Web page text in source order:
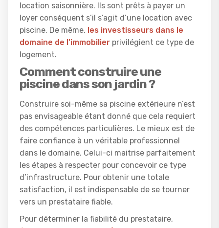
location saisonnière. Ils sont prêts à payer un
loyer conséquent s’il s’agit d’une location avec
piscine. De même, les investisseurs dans le
domaine de l’immobilier privilégient ce type de
logement.
Comment construire une
piscine dans son jardin ?
Construire soi-même sa piscine extérieure n’est
pas envisageable étant donné que cela requiert
des compétences particulières. Le mieux est de
faire confiance à un véritable professionnel
dans le domaine. Celui-ci maitrise parfaitement
les étapes à respecter pour concevoir ce type
d’infrastructure. Pour obtenir une totale
satisfaction, il est indispensable de se tourner
vers un prestataire fiable.
Pour déterminer la fiabilité du prestataire,